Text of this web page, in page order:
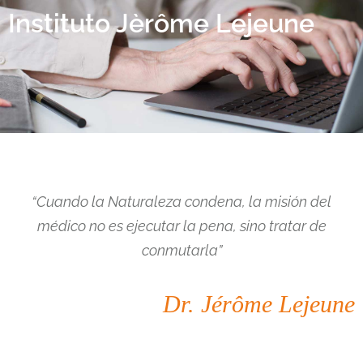
Instituto Jèrôme Lejeune
“Cuando la Naturaleza condena, la misión del
médico no es ejecutar la pena, sino tratar de
conmutarla”
Dr. Jérôme Lejeune